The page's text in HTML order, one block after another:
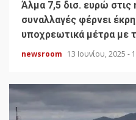
Άλμα 7,5 δισ. ευρώ στις
συναλλαγές φέρνει
υποχρεωτικά μέτρα με
newsroom 13 Ιουνίου, 2025 -